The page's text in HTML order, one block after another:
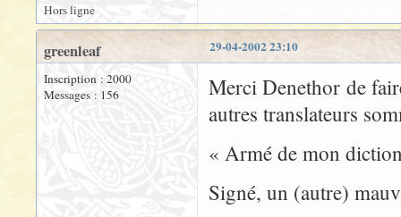
Hors ligne
29-04-2002 23:10
greenleaf
Inscription : 2000
Messages : 156
Merci Denethor de
autres translateurs
« Armé de mon
Signé, un (autre)